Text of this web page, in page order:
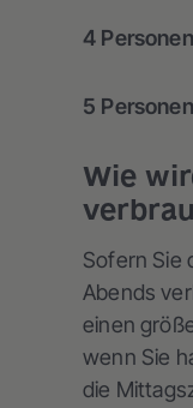
4
5
Wie
Sofern Sie
Abends
einen
wenn Sie
die